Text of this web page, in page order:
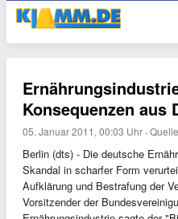
Konsequenzen aus
05. Januar 2011, 00:03 Uhr ·
Berlin (dts) - Die deutsche
Skandal in scharfer Form
Aufklärung und Bestrafung der
Vorsitzender der